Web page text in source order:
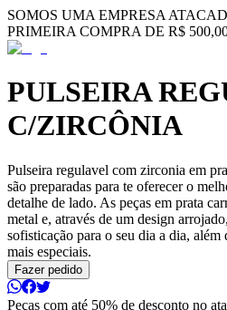
SOMOS UMA EMPRESA
PRIMEIRA COMPRA DE R$
PULSEIRA
C/ZIRCÔNIA
Pulseira regulavel com zirconia em
são preparadas para te oferecer o
detalhe de lado. As peças em prata
metal e, através de um design
sofisticação para o seu dia a dia, além
mais especiais.
Fazer pedido
Peças com até 50% de desconto no